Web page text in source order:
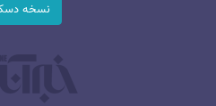
نسخه